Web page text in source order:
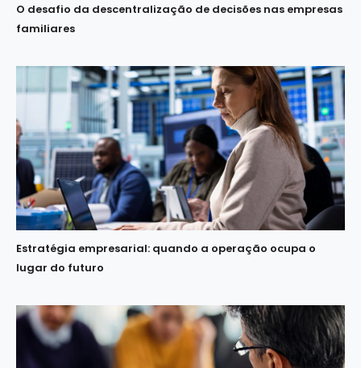
O desafio da descentralização de decisões nas empresas
familiares
Estratégia empresarial: quando a operação ocupa o
lugar do futuro